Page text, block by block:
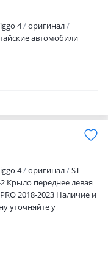
4
оригинал
автомобили
4 оригинал
ST-
2 Крыло переднее левая
PRO 2018-2023 Наличие и
уточняйте у